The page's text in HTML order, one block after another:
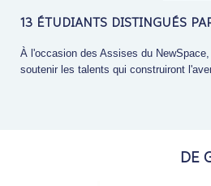
13 ÉTUDIANTS DISTINGUÉS
À l'occasion des Assises du
soutenir les talents qui construiront
DE